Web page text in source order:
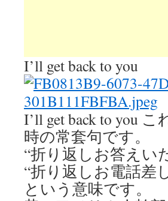
I’ll get back to you
I’ll get back to you
時の常套句です。
“折り返しお答えい
“折り返しお電話差
という意味です。